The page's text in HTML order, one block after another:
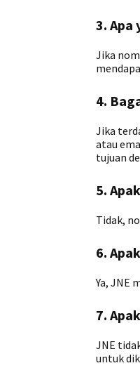
3. Apa
Jika
4.
Jika
atau
tujuan
5.
Tidak,
6.
Ya, JNE
7.
JNE
untuk